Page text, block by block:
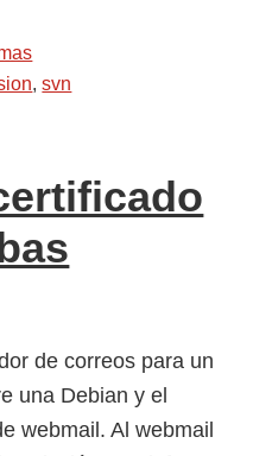
,svn
de correos para un
una Debian y el
webmail. Al webmail